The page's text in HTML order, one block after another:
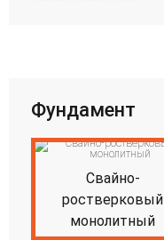
Фундамент
Свайно-
ростверковый
монолитный